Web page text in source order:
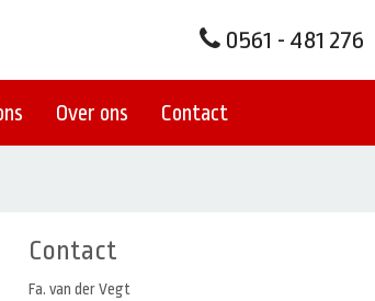
0561 - 481 276
Over ons Contact
Contact
Fa. van der Vegt